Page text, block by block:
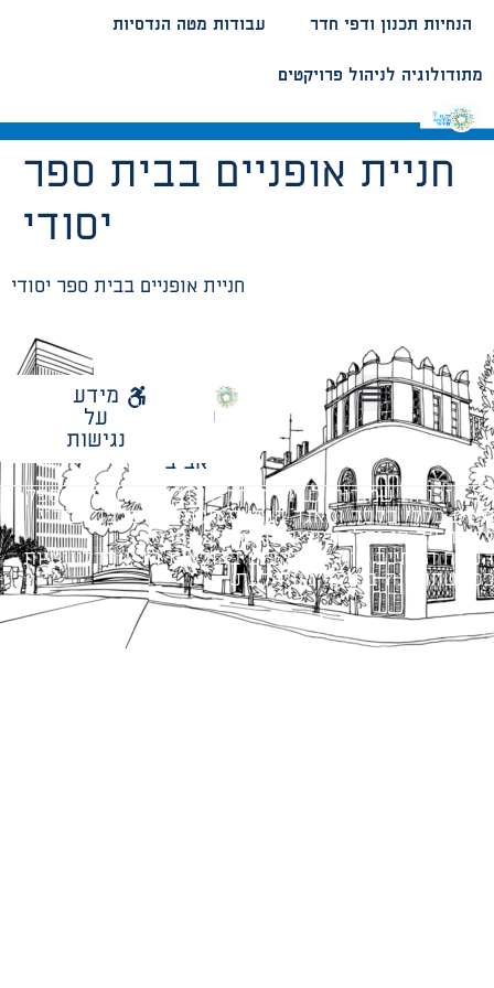
עבודות מטה הנדסיות הנחיות תכנון ודפי חדר
מתודולוגיה לניהול פרויקטים
חניית אופניים בבית ספר
יסודי
חניית אופניים בבית ספר יסודי
עיריית
אביב
מידע
על
נגישות
כל הזכויות שמורות לעיריית תל-אביב-יפו. האתר מספק
מידע כללי בלבד ומאגד הנחיות תכנוניות בלבד למבני
ציבור על פי נהלי עיריית תל אביב-יפו.
הנוסח המחייב הוא זה הקבוע בהוראות הדין הרלוונטיות
כפי שתהיינה בתוקף מעת לעת.